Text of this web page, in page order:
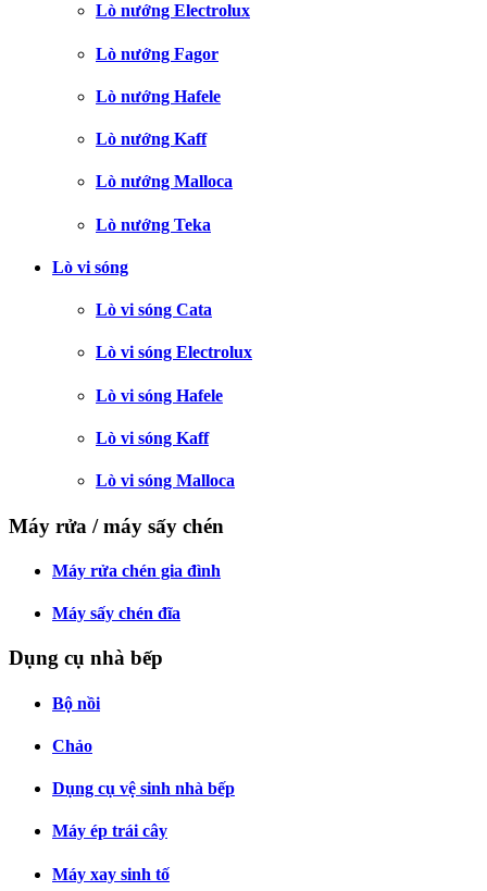
Lò nướng Electrolux
Lò nướng Fagor
Lò nướng Hafele
Lò nướng Kaff
Lò nướng Malloca
Lò nướng Teka
Lò vi sóng
Lò vi sóng Cata
Lò vi sóng Electrolux
Lò vi sóng Hafele
Lò vi sóng Kaff
Lò vi sóng Malloca
Máy rửa / máy sấy chén
Máy rửa chén gia đình
Máy sấy chén đĩa
Dụng cụ nhà bếp
Bộ nồi
Chảo
Dụng cụ vệ sinh nhà bếp
Máy ép trái cây
Máy xay sinh tố